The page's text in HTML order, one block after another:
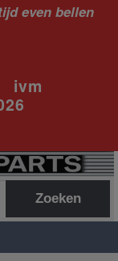
even bellen
Zoeken